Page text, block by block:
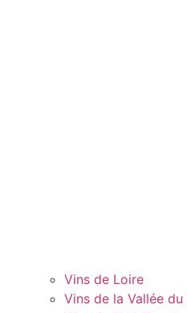
Vins de Loire
Vins de la Vallée du